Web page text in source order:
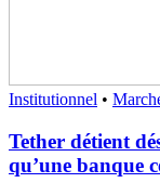
Institutionnel •
Tether détient
qu’une banque